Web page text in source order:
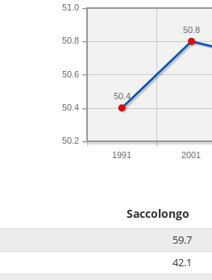
1991 2001
50.2
50.4
50.6
50.8
51.0
50.8
50.4
Saccolongo
59.7
42.1